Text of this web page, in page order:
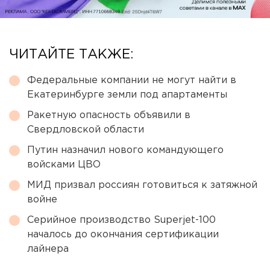
ЧИТАЙТЕ ТАКЖЕ:
Федеральные компании не могут найти в
Екатеринбурге земли под апартаменты
Ракетную опасность объявили в
Свердловской области
Путин назначил нового командующего
войсками ЦВО
МИД призвал россиян готовиться к затяжной
войне
Серийное производство Superjet-100
началось до окончания сертификации
лайнера